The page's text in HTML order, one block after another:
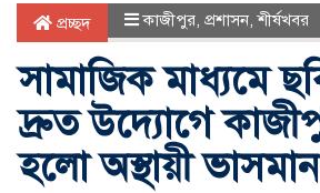
প্রচ্ছদ কাজীপুর, প্রশাসন,শীর্ষখবর
সামাজিক মাধ্যমে
দ্রুত উদ্যোগে
হলো অস্থায়ী